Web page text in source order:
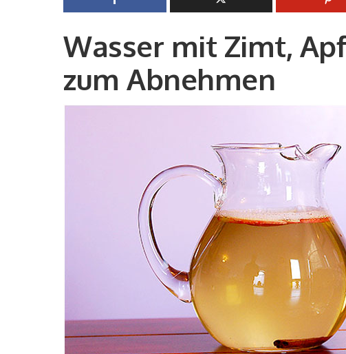
Wasser mit Zimt,
zum Abnehmen